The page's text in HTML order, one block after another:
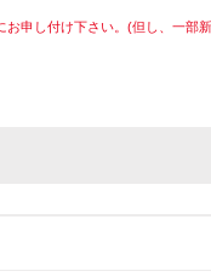
申し付け下さい。(但し、一部